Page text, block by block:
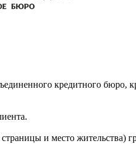
кредитного бюро,
и место жительства)